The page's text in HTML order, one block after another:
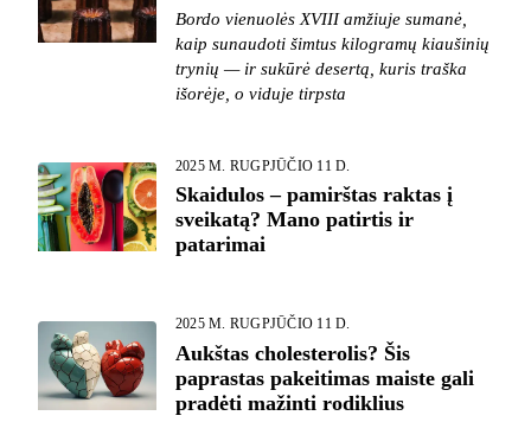
Bordo vienuolės XVIII amžiuje sumanė,
kaip sunaudoti šimtus kilogramų kiaušinių
trynių — ir sukūrė desertą, kuris traška
išorėje, o viduje tirpsta
2025 M. RUGPJŪČIO 11 D.
Skaidulos – pamirštas raktas į
sveikatą? Mano patirtis ir
patarimai
2025 M. RUGPJŪČIO 11 D.
Aukštas cholesterolis? Šis
paprastas pakeitimas maiste gali
pradėti mažinti rodiklius